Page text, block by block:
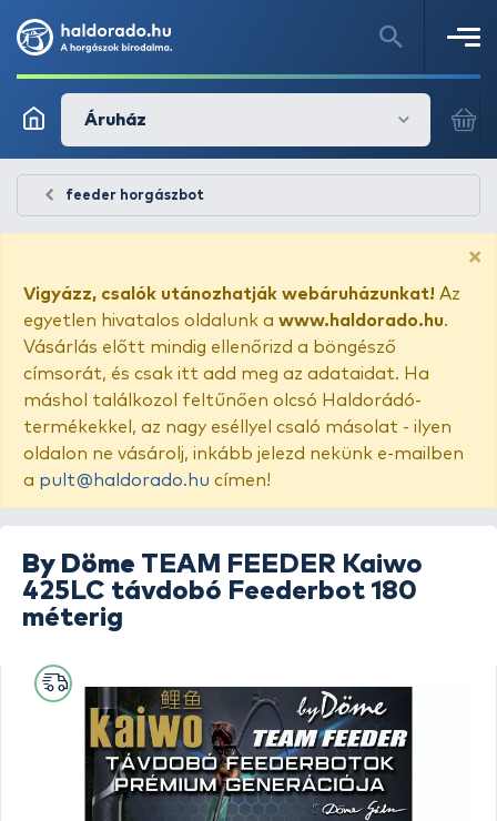
Áruház
feeder horgászbot
×
Vigyázz, csalók utánozhatják webáruházunkat! Az
egyetlen hivatalos oldalunk a www.haldorado.hu.
Vásárlás előtt mindig ellenőrizd a böngésző
címsorát, és csak itt add meg az adataidat. Ha
máshol találkozol feltűnően olcsó Haldorádó-
termékekkel, az nagy eséllyel csaló másolat - ilyen
oldalon ne vásárolj, inkább jelezd nekünk e-mailben
a pult@haldorado.hu címen!
By Döme TEAM FEEDER Kaiwo
425LC távdobó Feederbot 180
méterig